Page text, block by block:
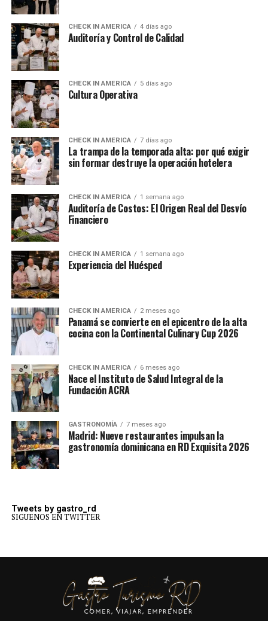
CHECK IN AMERICA 4 días ago
Auditoría y Control de Calidad
CHECK IN AMERICA 5 días ago
Cultura Operativa
CHECK IN AMERICA 7 días ago
La trampa de la temporada alta: por qué exigir
sin formar destruye la operación hotelera
CHECK IN AMERICA 1 semana ago
Auditoría de Costos: El Origen Real del Desvío
Financiero
CHECK IN AMERICA 1 semana ago
Experiencia del Huésped
CHECK IN AMERICA 2 meses ago
Panamá se convierte en el epicentro de la alta
cocina con la Continental Culinary Cup 2026
CHECK IN AMERICA 6 meses ago
Nace el Instituto de Salud Integral de la
Fundación ACRA
GASTRONOMÍA 7 meses ago
Madrid: Nueve restaurantes impulsan la
gastronomía dominicana en RD Exquisita 2026
Tweets by gastro_rd
SIGUENOS EN TWITTER